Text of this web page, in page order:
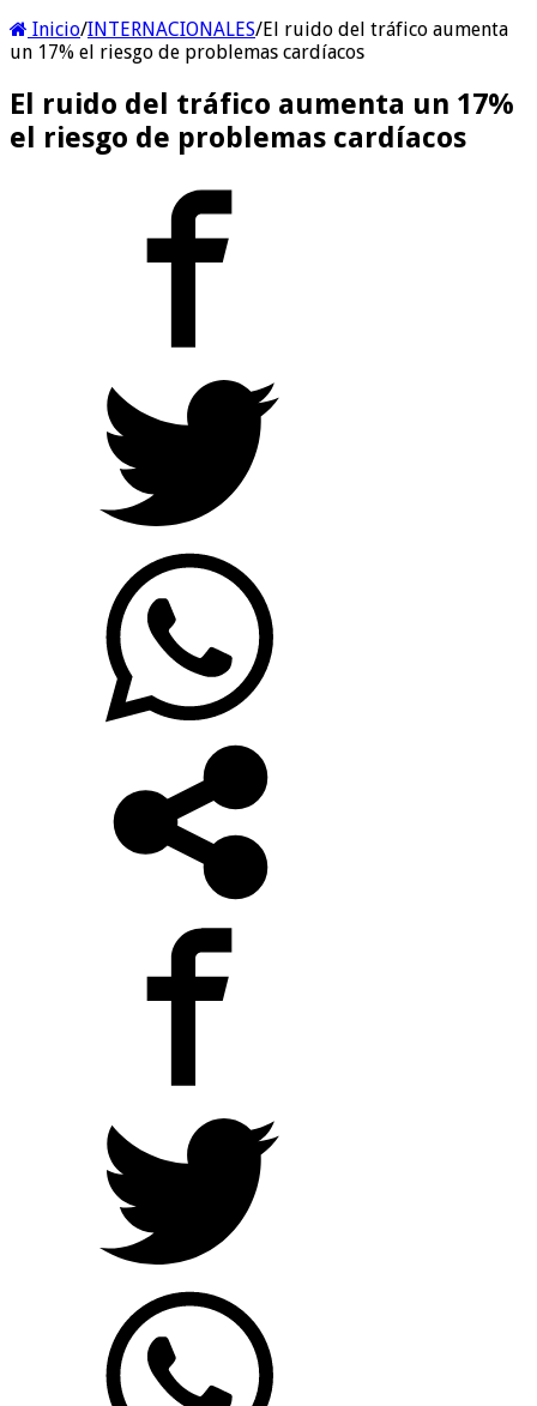
Inicio/INTERNACIONALES/El ruido del tráfico aumenta
un 17% el riesgo de problemas cardíacos
El ruido del tráfico aumenta un 17%
el riesgo de problemas cardíacos